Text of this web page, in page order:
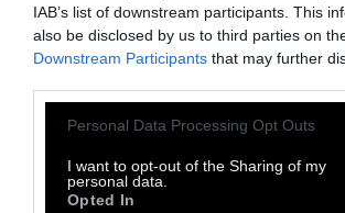
IAB’s list of downstream participants. This
also be disclosed by us to third parties on
Downstream Participants that may further
Personal Data Processing Opt Outs
I want to opt-out of the Sharing of my
personal data.
Opted In
στὰ χέρια μου.
Τὸ τρίχωμα τῆς κόκκινης
σκέπει, διαρκῶς μεγαλώνει.
Γίνεται μία ἔγκυος ἀρκούδα ἡ
Κάτω ἀπὸ τὴ κόκκινη ἀρκούδα
ἀπέραντα,
πέρα ἀπ᾿ τὸ χρόνο κι ἀπ᾿ τὸ